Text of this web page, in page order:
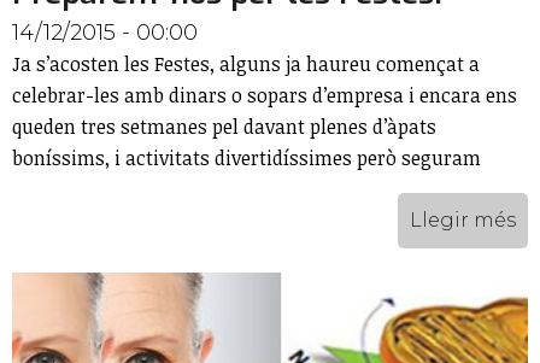
14/12/2015 - 00:00
Ja s’acosten les Festes, alguns ja haureu començat a
celebrar-les amb dinars o sopars d’empresa i encara ens
queden tres setmanes pel davant plenes d’àpats
boníssims, i activitats divertidíssimes però seguram
Llegir més